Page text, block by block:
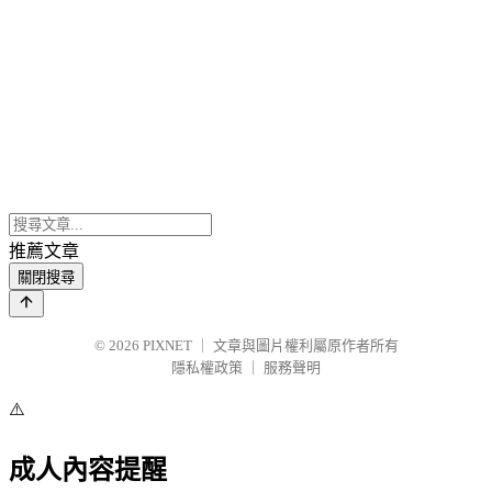
推薦文章
關閉搜尋
© 2026 PIXNET
文章與圖片權利屬原作者所有
隱私權政策
服務聲明
⚠️
成人內容提醒